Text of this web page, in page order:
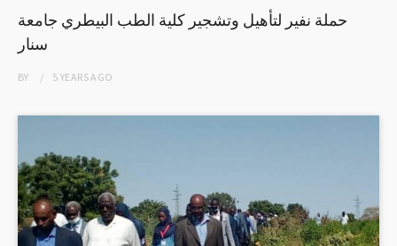
حملة نفير لتأهيل وتشجير كلية الطب البيطري جامعة
سنار
BY 5 YEARSAGO